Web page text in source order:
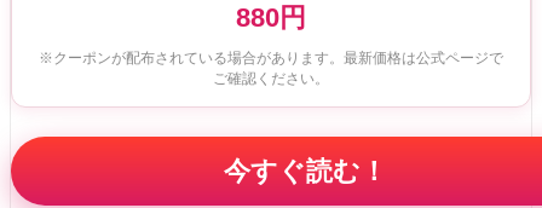
880円
※クーポンが配布されている場合があります。最新価格は公式ページで
ご確認ください。
今すぐ読む！